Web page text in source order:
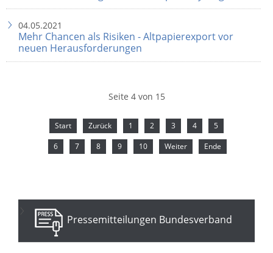
04.05.2021
Mehr Chancen als Risiken - Altpapierexport vor
neuen Herausforderungen
Seite 4 von 15
Start Zurück 1 2 3 4 5
6 7 8 9 10 Weiter Ende
Pressemitteilungen Bundesverband